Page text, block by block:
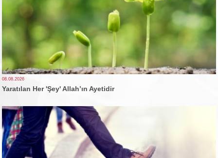
08.08.2026
Yaratılan Her 'Şey' Allah’ın Ayetidir